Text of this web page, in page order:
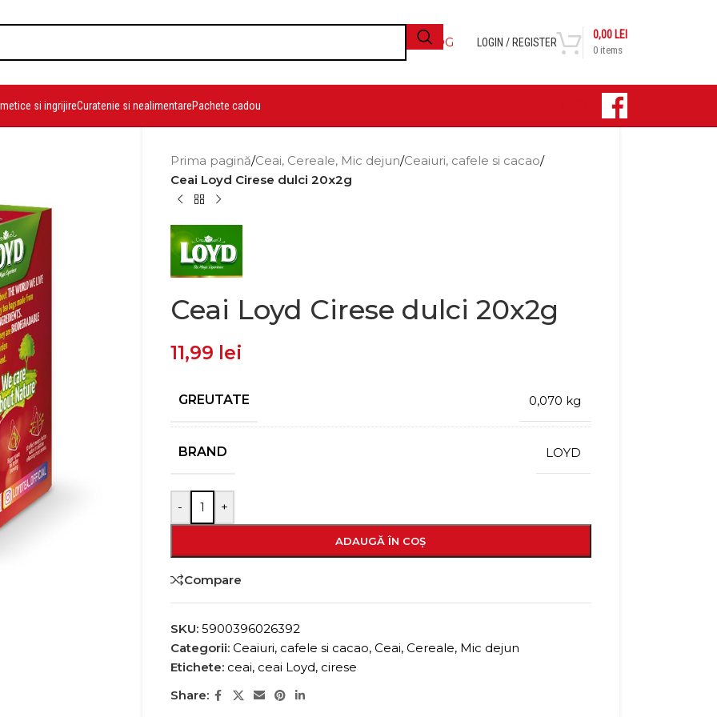
BLOG LOGIN / REGISTER
0 items
0,00 LEI
si ingrijireCuratenie si nealimentarePachete cadou
Prima pagină/Ceai, Cereale, Mic dejun/Ceaiuri, cafele si cacao/
Ceai Loyd Cirese dulci 20x2g
Ceai Loyd Cirese dulci 20x2g
11,99 lei
GREUTATE 0,070 kg
BRAND LOYD
- +
ADAUGĂ ÎN COȘ
Compare
SKU: 5900396026392
Categorii: Ceaiuri, cafele si cacao, Ceai, Cereale, Mic dejun
Etichete: ceai, ceai Loyd, cirese
Share: